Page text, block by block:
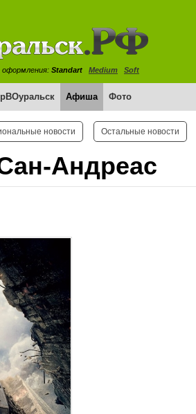
Standart Medium Soft
Афиша Фото
новости Остальные новости
Андреас